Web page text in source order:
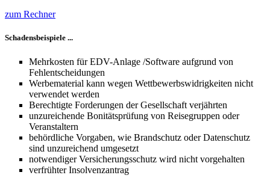
zum Rechner
Schadensbeispiele ...
Mehrkosten für EDV-Anlage /Software aufgrund von
Fehlentscheidungen
Werbematerial kann wegen Wettbewerbswidrigkeiten nicht
verwendet werden
Berechtigte Forderungen der Gesellschaft verjährten
unzureichende Bonitätsprüfung von Reisegruppen oder
Veranstaltern
behördliche Vorgaben, wie Brandschutz oder Datenschutz
sind unzureichend umgesetzt
notwendiger Versicherungsschutz wird nicht vorgehalten
verfrühter Insolvenzantrag